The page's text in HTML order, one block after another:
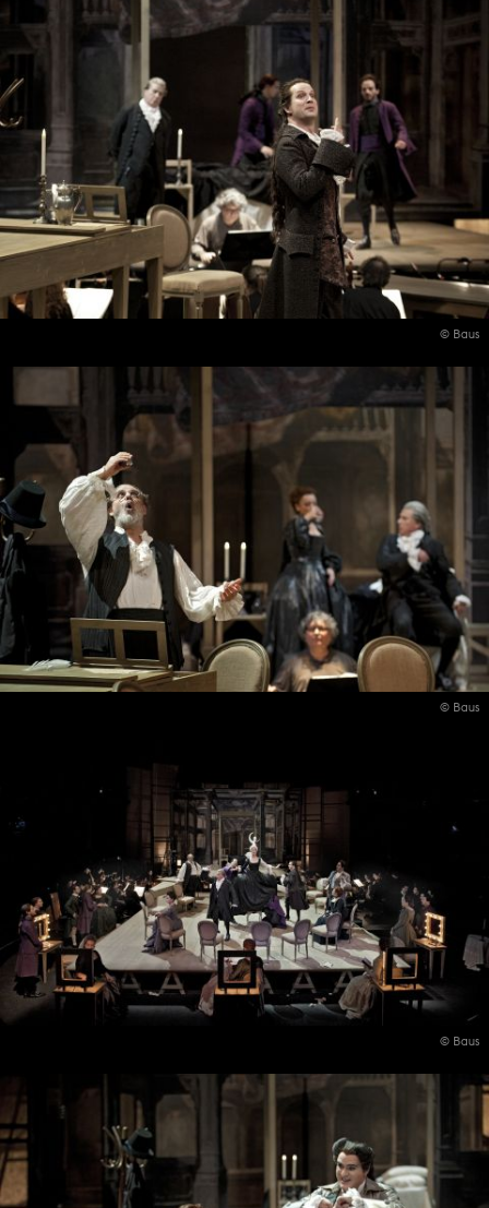
© Baus
© Baus
© Baus